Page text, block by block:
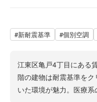
#新耐震基準 #個別空調
江東区亀戸4丁目にある
階の建物は耐震基準を
いた環境が魅力。医療